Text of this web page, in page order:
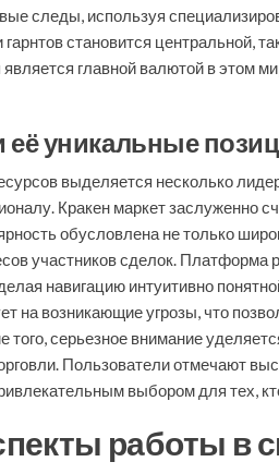
следы, используя
становится центральной,
главной валютой в этом
её уникальные
выделяется несколько
Кракен маркет заслуженно
обусловлена не только
участников сделок.
навигацию интуитивно
на возникающие угрозы, что
того, серьезное внимание
Пользователи отмечают
выбором для тех,
работы в